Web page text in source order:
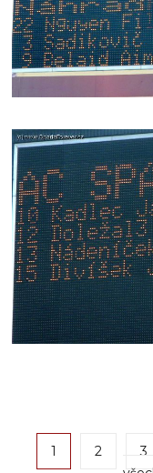
1 2 3